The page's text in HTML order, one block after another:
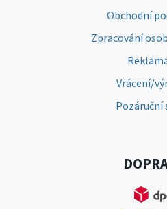
Obchodní
Zpracování
Vrácení/
Pozáruční